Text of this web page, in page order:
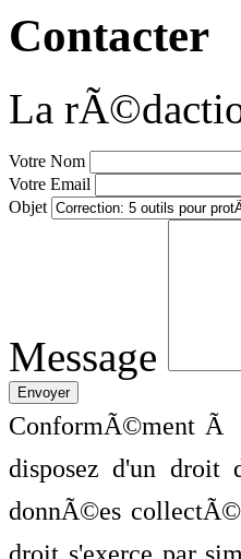
Contacter
La
Votre Nom
Votre Email
Objet
Message
ConformÃ©ment Ã
disposez d'un droit
donnÃ©es
droit s'exerce par